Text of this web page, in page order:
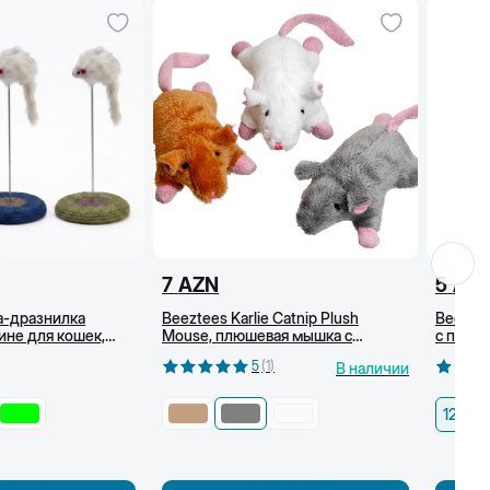
дразнилка
для кошек,
7 AZN
Beeztees Karlie Catnip Plush
Mouse, плюшевая мышка с
5 (1) В наличии
5
с
12 см